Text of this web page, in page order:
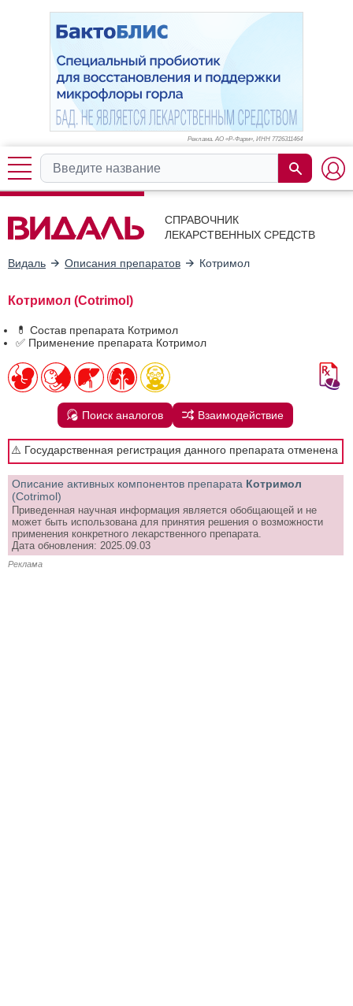
Реклама. АО «Р-Фарм», ИНН 7726311464
СПРАВОЧНИК
ЛЕКАРСТВЕННЫХ СРЕДСТВ
Видаль Описания препаратов Котримол
Котримол (Cotrimol)
💊 Состав препарата Котримол
✅ Применение препарата Котримол
Поиск аналогов Взаимодействие
⚠️ Государственная регистрация данного препарата отменена
Описание активных компонентов препарата Котримол
(Cotrimol)
Приведенная научная информация является обобщающей и не
может быть использована для принятия решения о возможности
применения конкретного лекарственного препарата.
Дата обновления: 2025.09.03
Реклама